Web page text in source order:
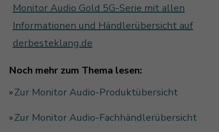
Monitor Audio Gold 5G-Serie mit allen
Informationen und Händlerübersicht auf
derbesteklang.de
Noch mehr zum Thema lesen:
»Zur Monitor Audio-Produktübersicht
»Zur Monitor Audio-Fachhändlerübersicht